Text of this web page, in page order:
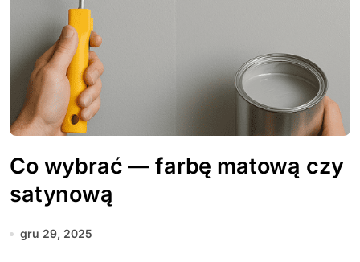
Co wybrać — farbę matową czy
satynową
gru 29, 2025